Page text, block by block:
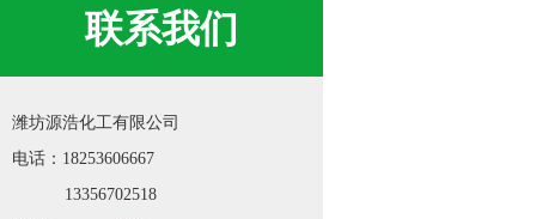
联系我们
潍坊源浩化工有限公司
电话：18253606667
13356702518